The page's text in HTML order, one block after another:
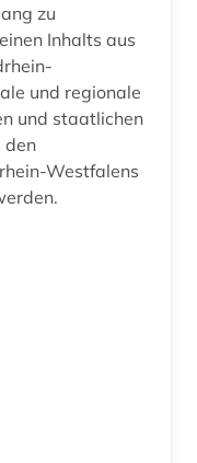
zu
Inhalts aus
und regionale
und staatlichen
den
Westfalens